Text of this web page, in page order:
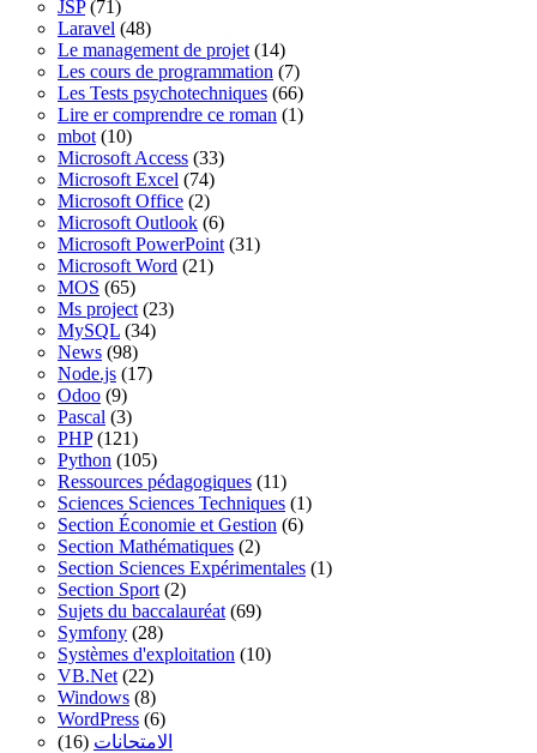
JSP(71)
Laravel (48)
Le management de projet (14)
Les cours de programmation (7)
Les Tests psychotechniques (66)
Lire er comprendre ce roman (1)
mbot (10)
Microsoft Access (33)
Microsoft Excel (74)
Microsoft Office (2)
Microsoft Outlook (6)
Microsoft PowerPoint (31)
Microsoft Word (21)
MOS (65)
Ms project (23)
MySQL (34)
News (98)
Node.js (17)
Odoo (9)
Pascal (3)
PHP(121)
Python (105)
Ressources pédagogiques (11)
Sciences Sciences Techniques (1)
Section Économie et Gestion (6)
Section Mathématiques (2)
Section Sciences Expérimentales (1)
Section Sport (2)
Sujets du baccalauréat (69)
Symfony (28)
Systèmes d'exploitation (10)
VB.Net (22)
Windows (8)
WordPress (6)
الامتحانات (16)